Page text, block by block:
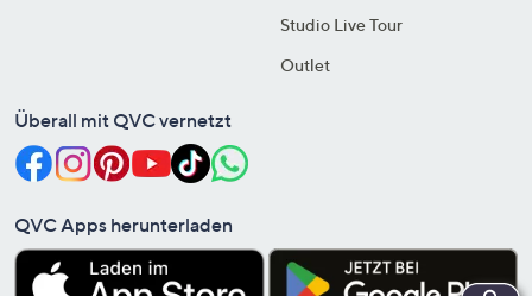
Studio Live Tour
Outlet
Überall mit QVC vernetzt
QVC Apps herunterladen